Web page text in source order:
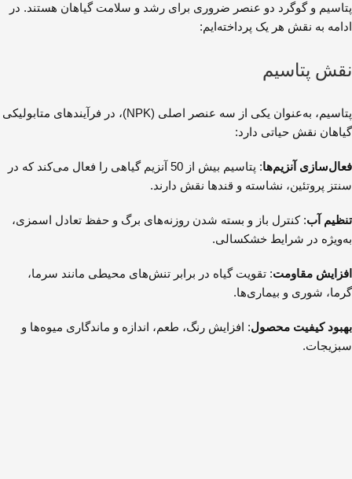
پتاسیم و گوگرد دو عنصر ضروری برای رشد و سلامت گیاهان هستند. در
ادامه به نقش هر یک پرداخته‌ایم:
نقش پتاسیم
پتاسیم، به‌عنوان یکی از سه عنصر اصلی (NPK)، در فرآیندهای متابولیکی
گیاهان نقش حیاتی دارد:
فعال‌سازی آنزیم‌ها
: پتاسیم بیش از 50 آنزیم گیاهی را فعال می‌کند که در
سنتز پروتئین، نشاسته و قندها نقش دارند.
تنظیم آب: کنترل باز و بسته شدن روزنه‌های برگ و حفظ تعادل اسمزی،
به‌ویژه در شرایط خشکسالی.
افزایش مقاومت: تقویت گیاه در برابر تنش‌های محیطی مانند سرما،
گرما، شوری و بیماری‌ها.
بهبود کیفیت محصول: افزایش رنگ، طعم، اندازه و ماندگاری میوه‌ها و
سبزیجات.